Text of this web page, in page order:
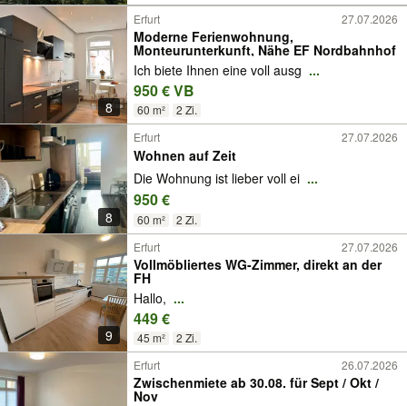
8
Erfurt 27.07.2026
Moderne Ferienwohnung,
Monteurunterkunft, Nähe EF Nordbahnhof
Ich biete Ihnen eine voll ausg ...
950 € VB
60 m² 2 Zi.
8
Erfurt 27.07.2026
Wohnen auf Zeit
Die Wohnung ist lieber voll ei ...
950 €
60 m² 2 Zi.
9
Erfurt 27.07.2026
Vollmöbliertes WG-Zimmer, direkt an der
FH
Hallo, ...
449 €
45 m² 2 Zi.
Erfurt 26.07.2026
Zwischenmiete ab 30.08. für Sept / Okt /
Nov